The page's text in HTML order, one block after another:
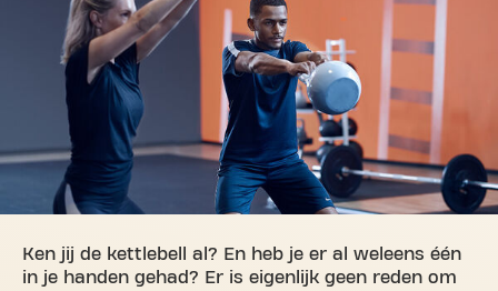
Ken jij de kettlebell al? En heb je er al weleens één
in je handen gehad? Er is eigenlijk geen reden om